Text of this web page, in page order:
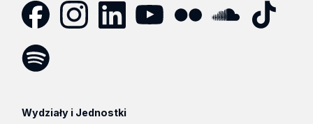
Wydziały i Jednostki